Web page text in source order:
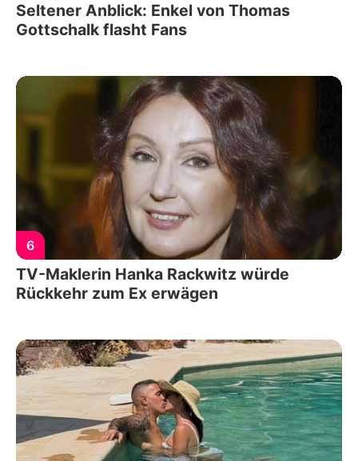
Seltener Anblick: Enkel von Thomas
Gottschalk flasht Fans
6
TV-Maklerin Hanka Rackwitz würde
Rückkehr zum Ex erwägen